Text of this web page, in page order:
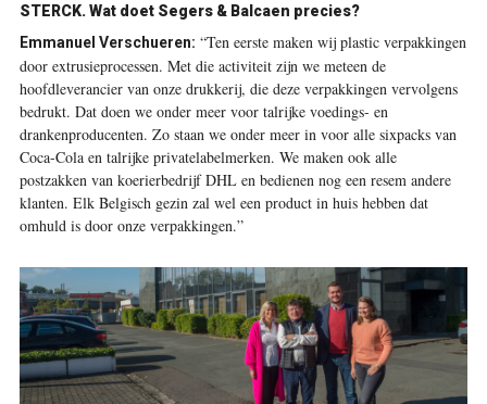
STERCK. Wat doet Segers & Balcaen precies?
Emmanuel Verschueren: “Ten eerste maken wij plastic verpakkingen
door extrusieprocessen. Met die activiteit zijn we meteen de
hoofdleverancier van onze drukkerij, die deze verpakkingen vervolgens
bedrukt. Dat doen we onder meer voor talrijke voedings- en
drankenproducenten. Zo staan we onder meer in voor alle sixpacks van
Coca-Cola en talrijke privatelabelmerken. We maken ook alle
postzakken van koerierbedrijf DHL en bedienen nog een resem andere
klanten. Elk Belgisch gezin zal wel een product in huis hebben dat
omhuld is door onze verpakkingen.”